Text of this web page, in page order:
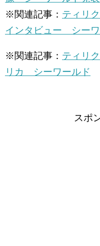
※関連記事： ティリ
インタビュー シーワ
※関連記事： ティリ
リカ シーワールド
スポ